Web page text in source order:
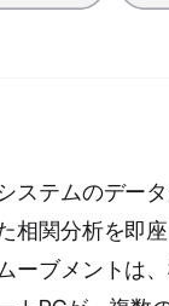
テムのデー
関分析を即
ーブメントは